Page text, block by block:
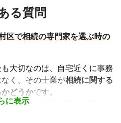
る質問
区で相続の専門家を選ぶ時の
に表示
大切なのは、自宅近くに事務
く、その士業が相続に関する
どうかです。
といっても対応分野は幅広く、
申請など法人業務を中心に行